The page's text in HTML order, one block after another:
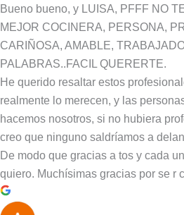
Bueno bueno, y LUISA, PFFF NO
MEJOR COCINERA, PERSONA,
CARIÑOSA, AMABLE,
PALABRAS..FACIL QUERERTE.
He querido resaltar estos
realmente lo merecen, y las
hacemos nosotros, si no hubiera
creo que ninguno saldríamos a
De modo que gracias a tos y cada
quiero. Muchísimas gracias por se r